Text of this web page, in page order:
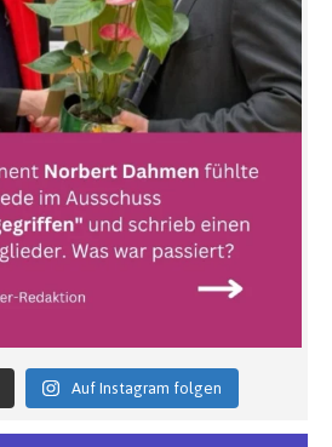
Auf Instagram folgen